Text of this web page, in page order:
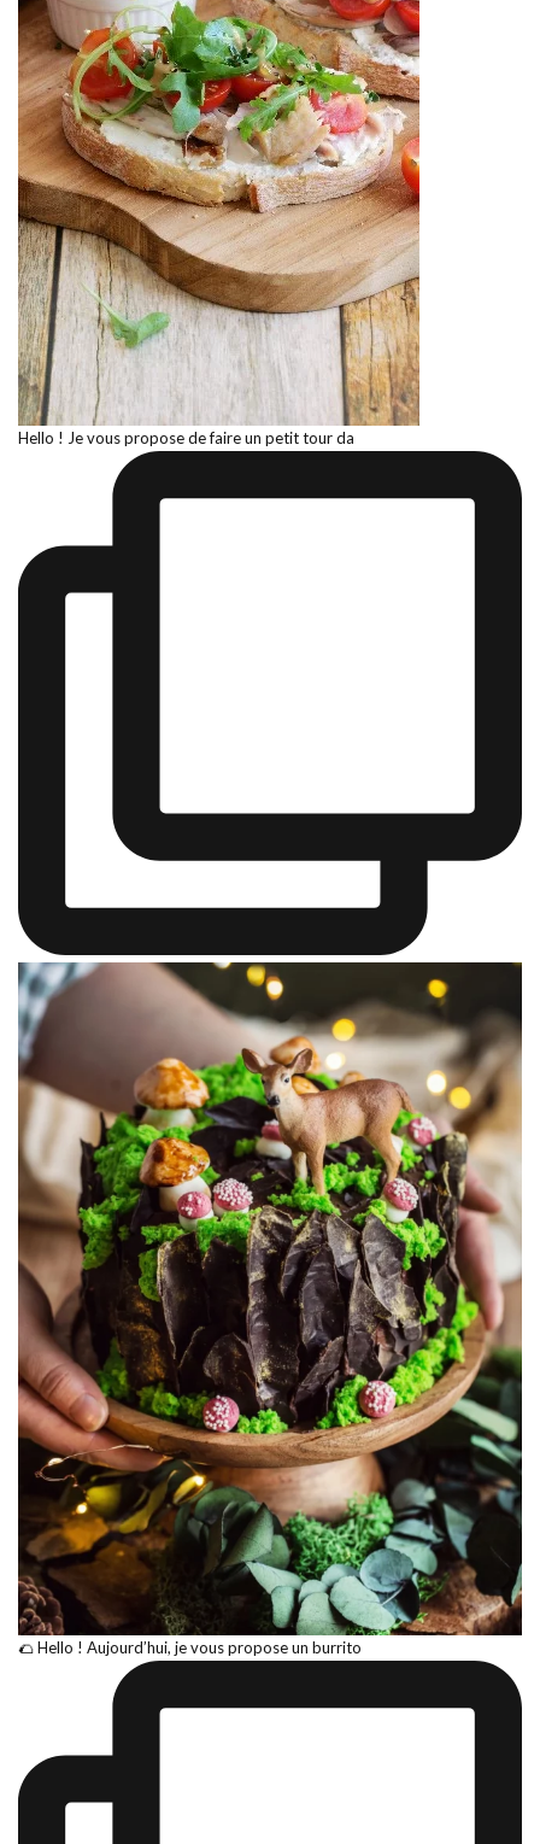
Hello ! Je vous propose de faire un petit tour da
🌮 Hello ! Aujourd’hui, je vous propose un burrito